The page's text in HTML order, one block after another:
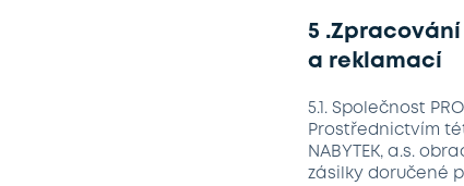
5
a reklamací
5.1. Společnost
Prostřednictvím
NABYTEK, a.s.
zásilky doručené